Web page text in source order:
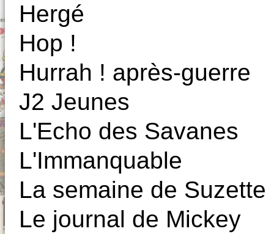
Hergé
Hop !
Hurrah ! après-guerre
J2 Jeunes
L'Echo des Savanes
L'Immanquable
La semaine de Suzette
Le journal de Mickey